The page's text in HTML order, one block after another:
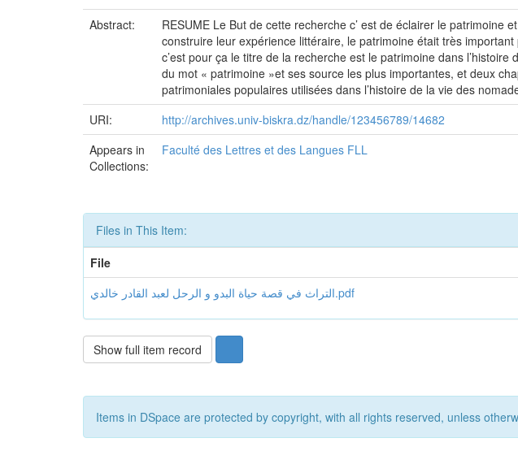
Abstract:
RESUME Le But de cette recherche c’ est de éclairer le
construire leur expérience littéraire, le patrimoine était très
c’est pour ça le titre de la recherche est le patrimoine dans
du mot « patrimoine »et ses source les plus importantes, et deux
patrimoniales populaires utilisées dans l’histoire de la vie des
URI:
http://archives.univ-biskra.dz/handle/123456789/14682
Appears in
Collections:
Faculté des Lettres et des Langues FLL
Files in This Item:
File
التراث في قصة حياة البدو و الرحل لعبد القادر خالدي.pdf
Show full item record
Items in DSpace are protected by copyright, with all rights reserved, unless